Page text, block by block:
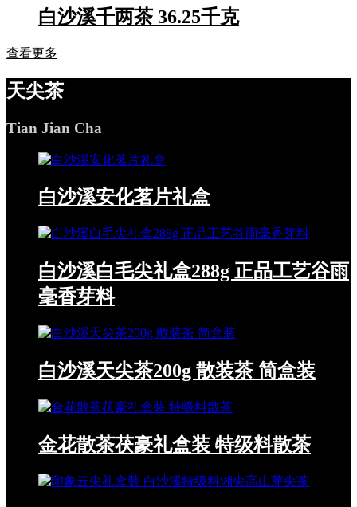
白沙溪千两茶 36.25千克
查看更多
天尖茶
Tian Jian Cha
白沙溪安化茗片礼盒
白沙溪白毛尖礼盒288g 正品工艺谷雨
毫香芽料
白沙溪天尖茶200g 散装茶 简盒装
金花散茶茯豪礼盒装 特级料散茶